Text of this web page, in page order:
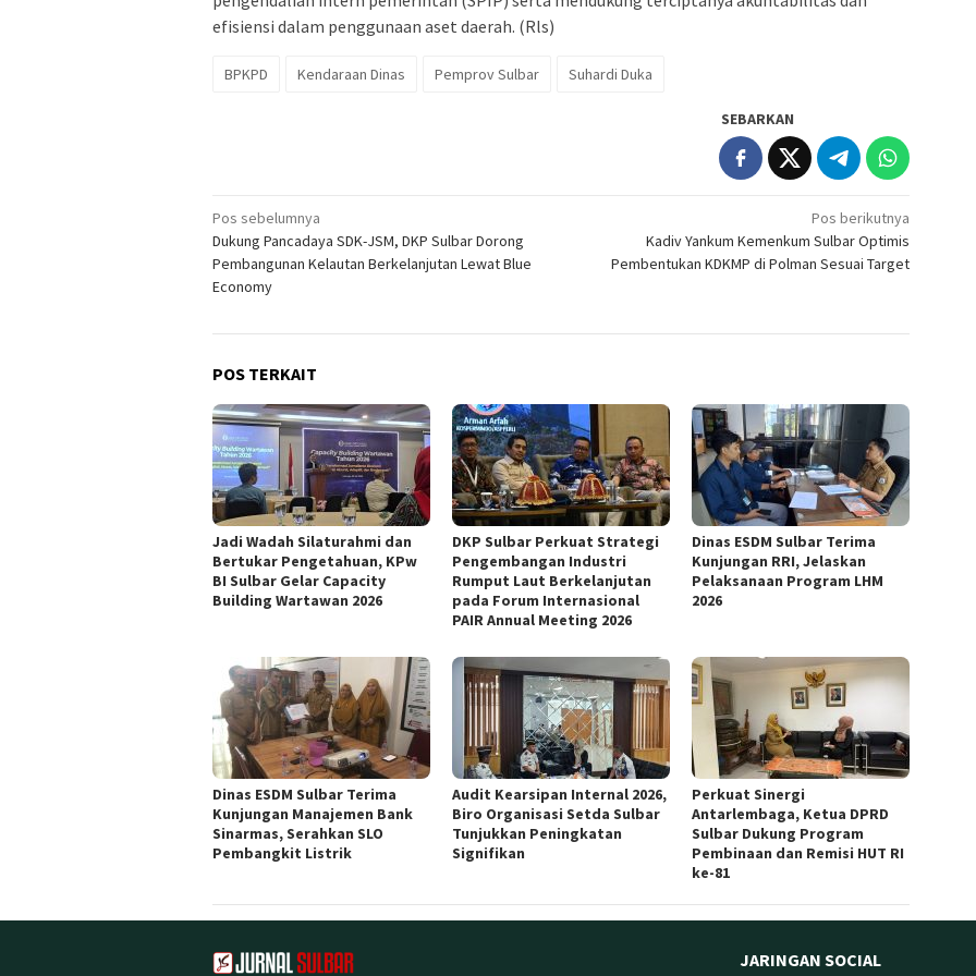
efisiensi dalam penggunaan aset daerah. (Rls)
BPKPD Kendaraan Dinas Pemprov Sulbar Suhardi Duka
SEBARKAN
Navigasi
pos
Pos sebelumnya
Dukung Pancadaya SDK-JSM, DKP Sulbar Dorong
Pembangunan Kelautan Berkelanjutan Lewat Blue
Economy
Pos berikutnya
Kadiv Yankum Kemenkum Sulbar Optimis
Pembentukan KDKMP di Polman Sesuai Target
POS TERKAIT
Jadi Wadah Silaturahmi dan
Bertukar Pengetahuan, KPw
BI Sulbar Gelar Capacity
Building Wartawan 2026
DKP Sulbar Perkuat Strategi
Pengembangan Industri
Rumput Laut Berkelanjutan
pada Forum Internasional
PAIR Annual Meeting 2026
Dinas ESDM Sulbar Terima
Kunjungan RRI, Jelaskan
Pelaksanaan Program LHM
2026
Dinas ESDM Sulbar Terima
Kunjungan Manajemen Bank
Sinarmas, Serahkan SLO
Pembangkit Listrik
Audit Kearsipan Internal 2026,
Biro Organisasi Setda Sulbar
Tunjukkan Peningkatan
Signifikan
Perkuat Sinergi
Antarlembaga, Ketua DPRD
Sulbar Dukung Program
Pembinaan dan Remisi HUT RI
ke-81
JARINGAN SOCIAL